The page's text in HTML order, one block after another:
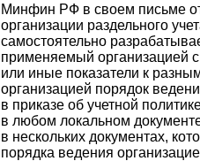
Минфин РФ в своем письме
организации раздельного
самостоятельно
применяемый организацией
или иные показатели к
организацией порядок
в приказе об учетной
в любом локальном
в нескольких документах,
порядка ведения